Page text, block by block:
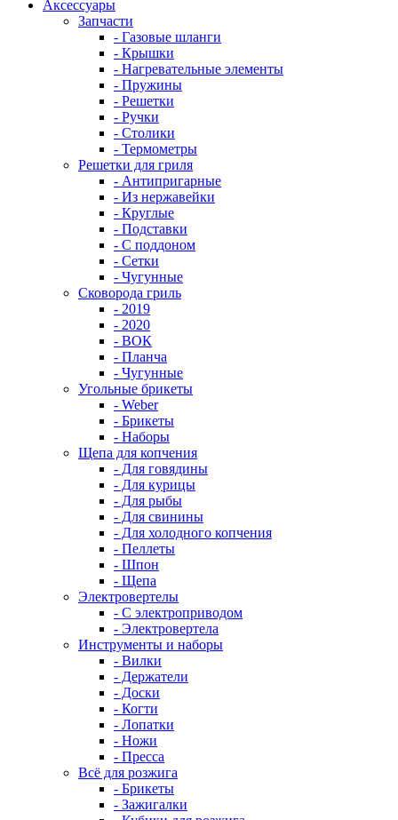
Аксессуары
Запчасти
- Газовые шланги
- Крышки
- Нагревательные элементы
- Пружины
- Решетки
- Ручки
- Столики
- Термометры
Решетки для гриля
- Антипригарные
- Из нержавейки
- Круглые
- Подставки
- С поддоном
- Сетки
- Чугунные
Сковорода гриль
- 2019
- 2020
- ВОК
- Планча
- Чугунные
Угольные брикеты
- Weber
- Брикеты
- Наборы
Щепа для копчения
- Для говядины
- Для курицы
- Для рыбы
- Для свинины
- Для холодного копчения
- Пеллеты
- Шпон
- Щепа
Электровертелы
- С электроприводом
- Электровертела
Инструменты и наборы
- Вилки
- Держатели
- Доски
- Когти
- Лопатки
- Ножи
- Пресса
Всё для розжига
- Брикеты
- Зажигалки